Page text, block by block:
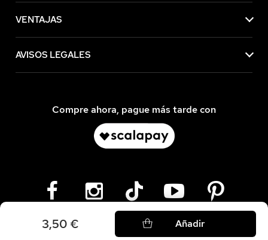
3,50 € Añadir
VENTAJAS
AVISOS LEGALES
Compre ahora, pague más tarde con